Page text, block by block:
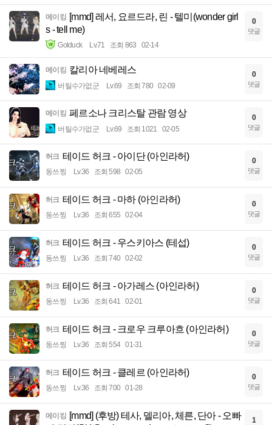
메이킹 [mmd] 레서, 요르드라, 린 - 텔미(wonder girl
s - tell me)
Golduck Lv.71 조회 863 02-14
0
댓글
메이킹 칼리아 네베레스
버틸수가없군 Lv.69 조회 780 02-09
0
댓글
메이킹 페르소나 크리스탈 관람 영상
버틸수가없군 Lv.69 조회 1021 02-05
0
댓글
허크 테이드 허크 - 아이단 (아인라허)
동쓰찡 Lv.36 조회 598 02-05
0
댓글
허크 테이드 허크 - 마하 (아인라허)
동쓰찡 Lv.36 조회 655 02-04
0
댓글
허크 테이드 허크 - 우스키아스 (테섭)
동쓰찡 Lv.36 조회 740 02-02
0
댓글
허크 테이드 허크 - 아가레스 (아인라허)
동쓰찡 Lv.36 조회 641 02-01
0
댓글
허크 테이드 허크 - 크로우 크루아흐 (아인라허)
동쓰찡 Lv.36 조회 554 01-31
0
댓글
허크 테이드 허크 - 클레르 (아인라허)
동쓰찡 Lv.36 조회 700 01-28
0
댓글
메이킹 [mmd] (후방) 테사, 델리아, 체른, 단아 - 오빠
1